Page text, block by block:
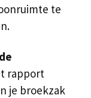
te
rapport
je broekzak